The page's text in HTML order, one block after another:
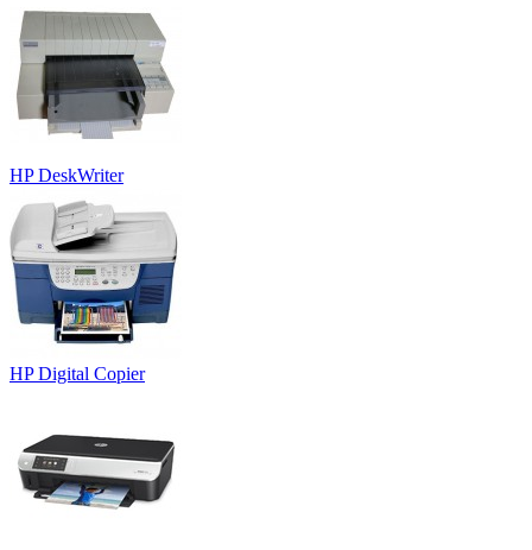
HP DeskWriter
HP Digital Copier